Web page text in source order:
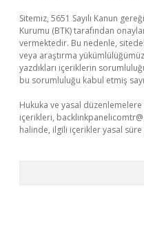
Sitemiz, 5651 Sayılı Kanun
Kurumu (BTK) tarafından
vermektedir. Bu nedenle,
veya araştırma
yazdıkları içeriklerin
bu sorumluluğu kabul etmiş
Hukuka ve yasal
içerikleri,
halinde, ilgili içerikler yasal süre